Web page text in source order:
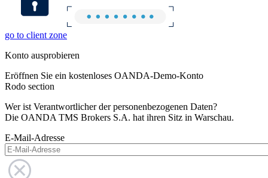
go to client zone
Konto ausprobieren
Eröffnen Sie ein kostenloses OANDA-Demo-Konto
Rodo section
Wer ist Verantwortlicher der personenbezogenen Daten?
Die OANDA TMS Brokers S.A. hat ihren Sitz in Warschau.
E-Mail-Adresse